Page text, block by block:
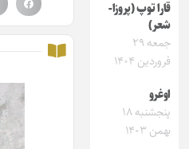
قارا توپ (پروزا-
شعر)
جمعه ۲۹
فروردین ۱۴۰۴
اوغرو
پنجشنبه ۱۸
بهمن ۱۴۰۳